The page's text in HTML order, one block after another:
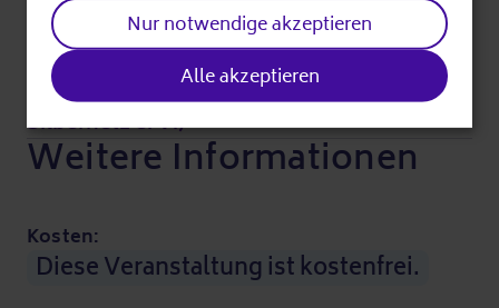
Fragen beantwortet:
Max Jendretzki
030 544 533 0 533 (Das Infotelefon von
Silbernetz e. V.)
Weitere Informationen
Kosten:
Diese Veranstaltung ist kostenfrei.
Nur notwendige akzeptieren
Alle akzeptieren